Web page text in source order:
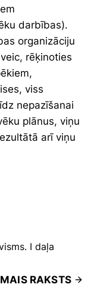
darbības).
organizāciju
rēķinoties
viss
nepazīšanai
plānus, viņu
arī viņu
I daļa
RAKSTS